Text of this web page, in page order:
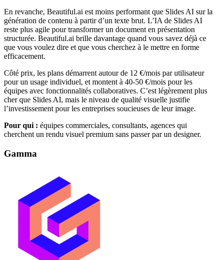
En revanche, Beautiful.ai est moins performant que Slides AI sur la
génération de contenu à partir d’un texte brut. L’IA de Slides AI
reste plus agile pour transformer un document en présentation
structurée. Beautiful.ai brille davantage quand vous savez déjà ce
que vous voulez dire et que vous cherchez à le mettre en forme
efficacement.
Côté prix, les plans démarrent autour de 12 €/mois par utilisateur
pour un usage individuel, et montent à 40-50 €/mois pour les
équipes avec fonctionnalités collaboratives. C’est légèrement plus
cher que Slides AI, mais le niveau de qualité visuelle justifie
l’investissement pour les entreprises soucieuses de leur image.
Pour qui : équipes commerciales, consultants, agences qui
cherchent un rendu visuel premium sans passer par un designer.
Gamma